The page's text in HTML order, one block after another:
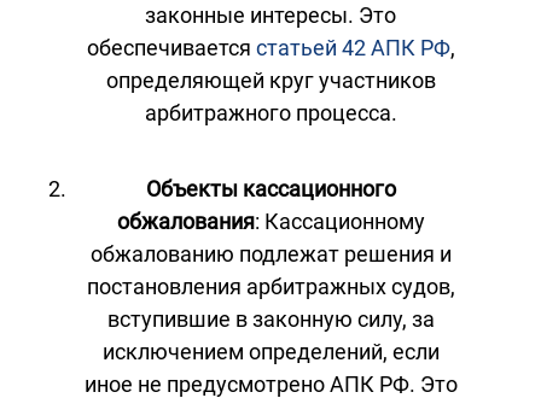
законные интересы. Это
обеспечивается статьей 42 АПК РФ,
определяющей круг участников
арбитражного процесса.
Объекты кассационного
обжалования: Кассационному
обжалованию подлежат решения и
постановления арбитражных судов,
вступившие в законную силу, за
исключением определений, если
иное не предусмотрено АПК РФ. Это